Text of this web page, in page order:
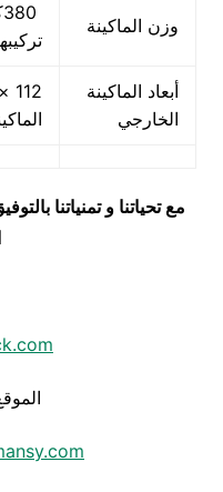
وزن الماكينة
أبعاد الماكينة
الخارجي
مع تحياتنا و تمنياتنا